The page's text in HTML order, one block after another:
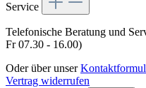
Service
Telefonische Beratung und
Fr 07.30 - 16.00)
Oder über unser
Vertrag widerrufen